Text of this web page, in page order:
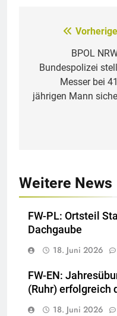
BPOL
Bundespolizei
Messer bei
jährigen Mann
Weitere News
FW-PL: Ortsteil
Dachgaube
18. Juni 2026
FW-EN:
(Ruhr) erfolgreich
18. Juni 2026